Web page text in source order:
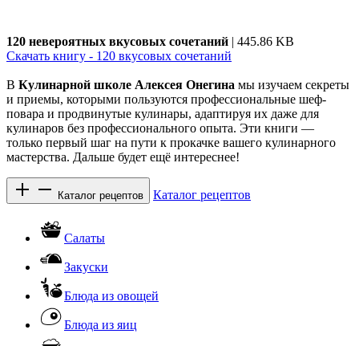
120 невероятных вкусовых сочетаний | 445.86 KB
Скачать книгу - 120 вкусовых сочетаний
В Кулинарной школе Алексея Онегина мы изучаем секреты
и приемы, которыми пользуются профессиональные шеф-
повара и продвинутые кулинары, адаптируя их даже для
кулинаров без профессионального опыта. Эти книги —
только первый шаг на пути к прокачке вашего кулинарного
мастерства. Дальше будет ещё интереснее!
Каталог рецептов Каталог рецептов
Салаты
Закуски
Блюда из овощей
Блюда из яиц